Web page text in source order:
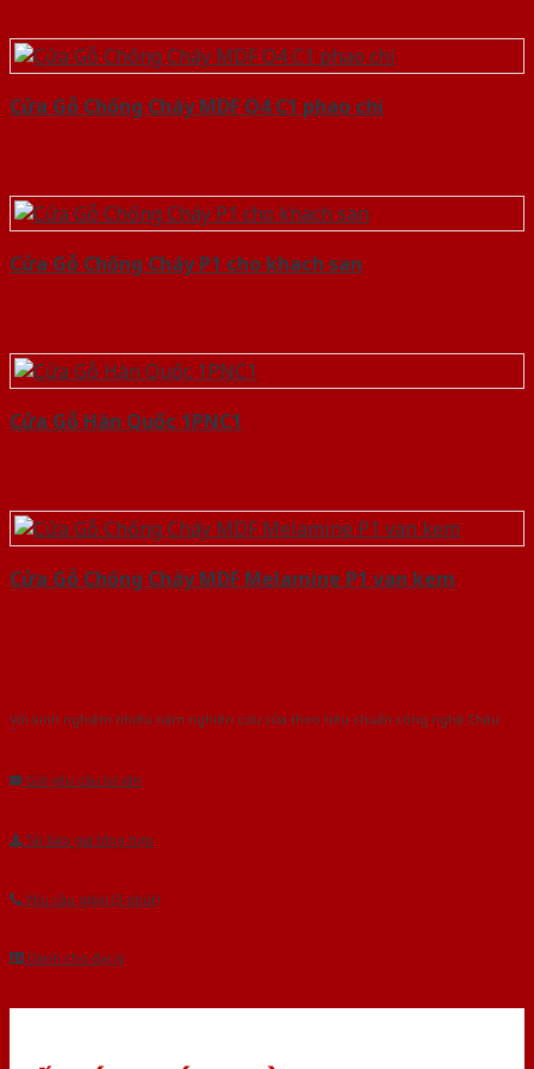
Cửa Gỗ Chống Cháy MDF O4 C1 phao chi
Cửa Gỗ Chống Cháy P1 cho khach san
Cửa Gỗ Hàn Quốc 1PNC1
Cửa Gỗ Chống Cháy MDF Melamine P1 van kem
Với kinh nghiệm nhiêu năm nghiên cứu cửa theo tiêu chuẩn công nghệ Châu
Gửi yêu cầu tư vấn
Tải báo giá tổng hợp
Yêu cầu gọi lại (3 phút)
Dành cho đại lý